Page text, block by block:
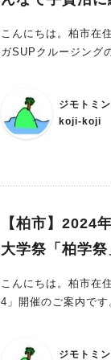
こんにちは。柏市在住の地元民ライ
ガSUPクルージング
ジモトミン
koji-koji
【柏市】2024
大学祭「柏学祭
こんにちは。柏市在住の地元民ライ
4」開催のご案内です
ジモトミン